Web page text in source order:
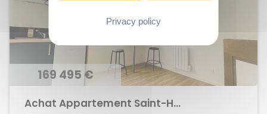
169 495 €
Achat Appartement Saint-Helier
Privacy policy